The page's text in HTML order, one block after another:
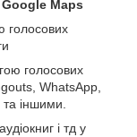
Google Maps
голосових
голосових
WhatsApp,
іншими.
і тд у